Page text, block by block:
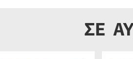
ΣΕ